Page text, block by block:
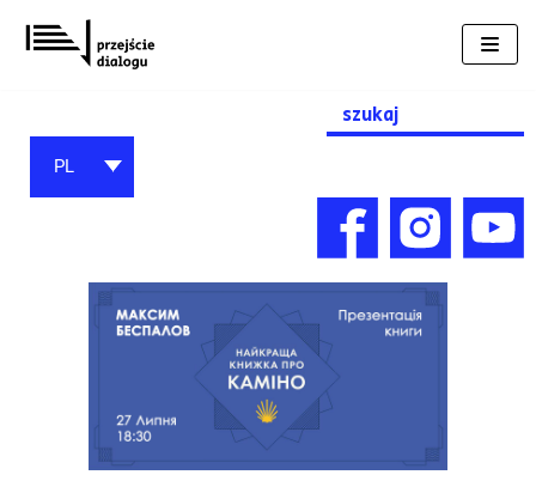
Przejdź
do
Search
for:
PL